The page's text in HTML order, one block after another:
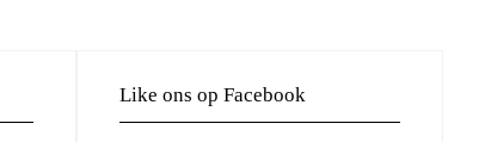
Like ons op Facebook